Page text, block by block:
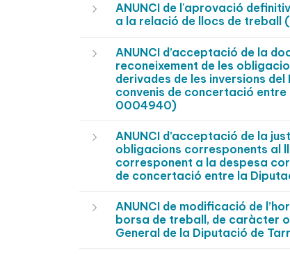
ANUNCI de l'aprovació
a la relació de llocs de treball
ANUNCI d’acceptació de la
reconeixement de les
derivades de les inversions
convenis de concertació
0004940)
ANUNCI d’acceptació de la
obligacions corresponents al
corresponent a la despesa
de concertació entre la
ANUNCI de modificació de
borsa de treball, de caràcter
General de la Diputació de